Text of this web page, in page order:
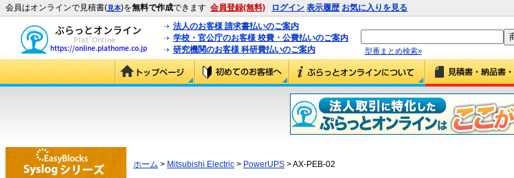
会員はオンラインで見積書(見本)を無料で作成できます 会員登録(無料) ログイン 表示履歴 お気に入りを見る
法人のお客様 請求書払いのご案内
学校・官公庁のお客様 校費・公費払いのご案内
研究機関のお客様 科研費払いのご案内
型番まとめ検索»
ホーム > Mitsubishi Electric > PowerUPS > AX-PEB-02